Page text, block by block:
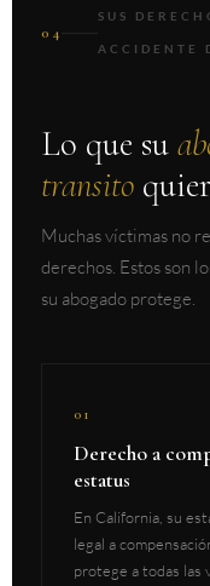
04
SUS
ACCIDENTE
Lo que su
transito
Muchas víctimas no
derechos. Estos son
su abogado protege.
01
Derecho a
estatus
En California, su
legal a
protege a todas las